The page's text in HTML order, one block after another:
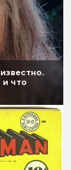
что